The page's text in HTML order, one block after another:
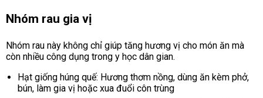
Nhóm rau gia vị
Nhóm rau này không chỉ giúp tăng hương vị cho món ăn mà
còn nhiều công dụng trong y học dân gian.
Hạt giống húng quế: Hương thơm nồng, dùng ăn kèm phở,
bún, làm gia vị hoặc xua đuổi côn trùng